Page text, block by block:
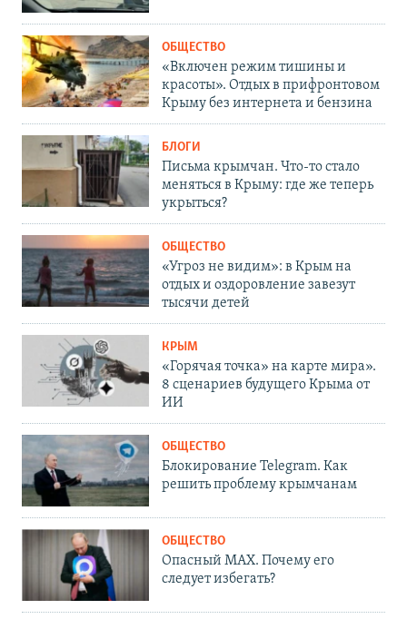
ОБЩЕСТВО
«Включен режим тишины и
красоты». Отдых в прифронтовом
Крыму без интернета и бензина
БЛОГИ
Письма крымчан. Что-то стало
меняться в Крыму: где же теперь
укрыться?
ОБЩЕСТВО
«Угроз не видим»: в Крым на
отдых и оздоровление завезут
тысячи детей
КРЫМ
«Горячая точка» на карте мира».
8 сценариев будущего Крыма от
ИИ
ОБЩЕСТВО
Блокирование Telegram. Как
решить проблему крымчанам
ОБЩЕСТВО
Опасный MAX. Почему его
следует избегать?